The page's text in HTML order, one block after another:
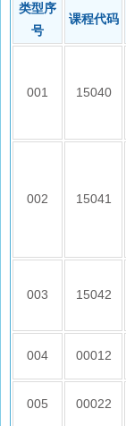
类型序
号
课程代码
001 15040
002 15041
003 15042
004 00012
005 00022